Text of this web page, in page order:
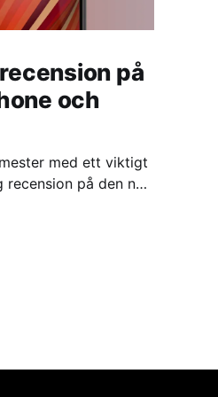
på
och
med ett viktigt